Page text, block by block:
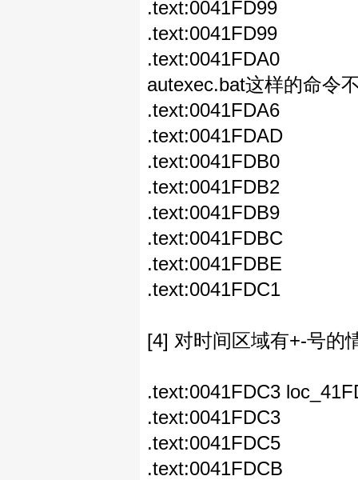
.text:0041FD99
.text:0041FDA0 jz
autexec.bat这样的命令
.text:0041FDA6
.text:0041FDAD
.text:0041FDB0 jz
.text:0041FDB2
.text:0041FDB9
.text:0041FDBC
.text:0041FDBE
.text:0041FDC1
[4] 对时间区域有+-号的
.text:0041FDC3
.text:0041FDC5 lea
.text:0041FDCB